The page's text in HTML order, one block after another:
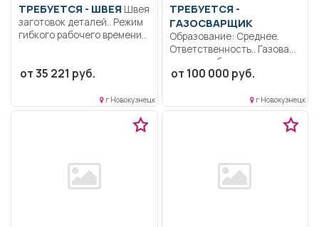
ТРЕБУЕТСЯ - ШВЕЯ
заготовок деталей.. Режим
гибкого рабочего времени..
от 35 221 руб.
г Новокузнецк
ТРЕБУЕТСЯ -
ГАЗОСВАРЩИК
Образование: Среднее.
Ответственность.. Газовая
сварка любых, в том числе
особо...
от 100 000 руб.
г Новокузнецк